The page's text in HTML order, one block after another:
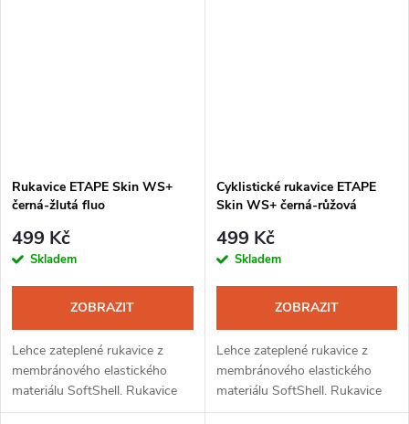
Rukavice ETAPE Skin WS+
černá-žlutá fluo
499 Kč
Skladem
ZOBRAZIT
Lehce zateplené rukavice z
membránového elastického
materiálu SoftShell. Rukavice
mají prodloužené zápěstí a jsou
Cyklistické rukavice ETAPE
Skin WS+ černá-růžová
499 Kč
Skladem
ZOBRAZIT
Lehce zateplené rukavice z
membránového elastického
materiálu SoftShell. Rukavice
mají prodloužené zápěstí a jsou